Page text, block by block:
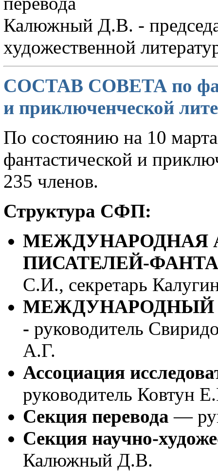
Калюжный Д.В. -
художественной
СОСТАВ СОВЕТА по
и приключенческой
По состоянию на 10
фантастической и
235 членов.
Структура СФП:
МЕЖДУНАРОДНАЯ
ПИСАТЕЛЕЙ-
С.И., секретарь
МЕЖДУНАРОДНЫЙ
- руководитель
А.Г.
Ассоциация
руководитель Ковтун
Секция перевода —
Секция научно-
Калюжный Д.В.